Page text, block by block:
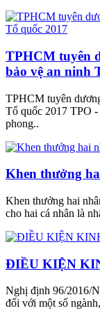
TPHCM tuyên
bảo vệ an ninh
TPHCM tuyên
Tổ quốc 2017 TPO
phong..
Khen thưởng
Khen thưởng hai
cho hai cá nhân là
ĐIỀU KIỆN
Nghị định 96/2016/
đối với một số